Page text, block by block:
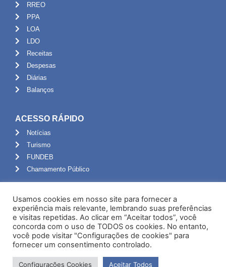
RREO
PPA
LOA
LDO
Receitas
Despesas
Diárias
Balanços
ACESSO RÁPIDO
Notícias
Turismo
FUNDEB
Chamamento Público
Portal do Servidor
Webmail
Administração
Usamos cookies em nosso site para fornecer a
experiência mais relevante, lembrando suas preferências
e visitas repetidas. Ao clicar em “Aceitar todos”, você
concorda com o uso de TODOS os cookies. No entanto,
você pode visitar "Configurações de cookies" para
fornecer um consentimento controlado.
Configurações Cookies Aceitar Todos